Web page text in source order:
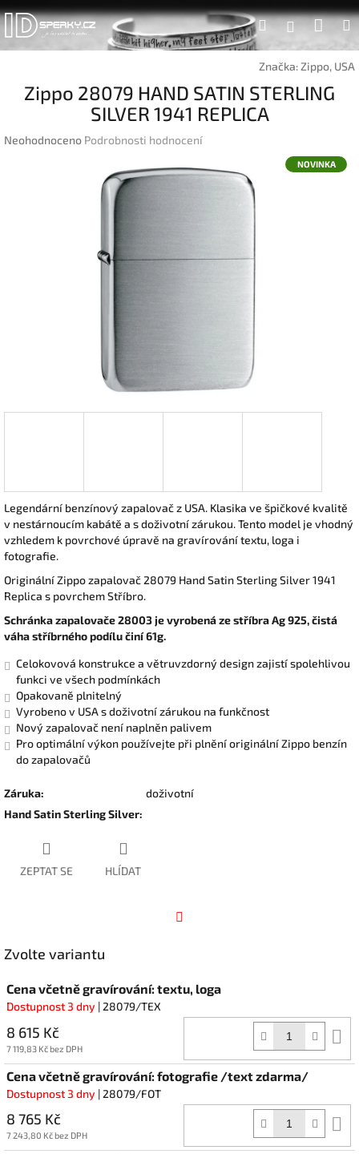
Přejít
na
obsah
Hledat
Značka:Zippo, USA
Zippo 28079 HAND SATIN STERLING
SILVER 1941 REPLICA
Průměrné
Neohodnoceno Podrobnosti hodnocení
NOVINKA
Legendární benzínový zapalovač z USA. Klasika ve špičkové kvalitě
v nestárnoucím kabátě a s doživotní zárukou. Tento model je vhodný
vzhledem k povrchové úpravě na gravírování textu, loga i
fotografie.
Originální Zippo zapalovač 28079 Hand Satin Sterling Silver 1941
Replica s povrchem Stříbro.
Schránka zapalovače 28003 je vyrobená ze stříbra Ag 925, čistá
váha stříbrného podílu činí 61g.
Celokovová konstrukce a větruvzdorný design zajistí spolehlivou
funkci ve všech podmínkách
Opakovaně plnitelný
Vyrobeno v USA s doživotní zárukou na funkčnost
Nový zapalovač není naplněn palivem
Pro optimální výkon používejte při plnění originální Zippo benzín
do zapalovačů
Záruka:
doživotní
Hand Satin Sterling Silver:
ZEPTAT SE HLÍDAT
Zvolte variantu
Cena včetně gravírování: textu, loga
Dostupnost 3 dny | 28079/TEX
8 615 Kč
7 119,83 Kč bez DPH
Cena včetně gravírování: fotografie /text zdarma/
Dostupnost 3 dny | 28079/FOT
8 765 Kč
7 243,80 Kč bez DPH